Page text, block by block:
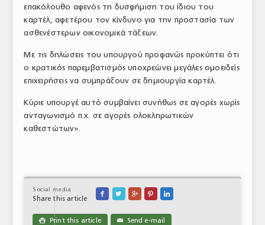
επακόλουθο αφενός τη δυσφήμιση του ίδιου του
καρτέλ, αφετέρου τον κίνδυνο για την προστασία των
ασθενέστερων οικονομικά τάξεων.
Με τις δηλώσεις του υπουργού προφανώς προκύπτει ότι
ο κρατικός παρεμβατισμός υποχρεώνει μεγάλες ομοειδείς
επιχειρήσεις να συμπράξουν σε δημιουργία καρτέλ.
Κύριε υπουργέ αυτό συμβαίνει συνήθως σε αγορές χωρίς
ανταγωνισμό π.χ. σε αγορές ολοκληρωτικών
καθεστώτων».
Social media
Share this article
    
 Print this article ✉ Send e-mail